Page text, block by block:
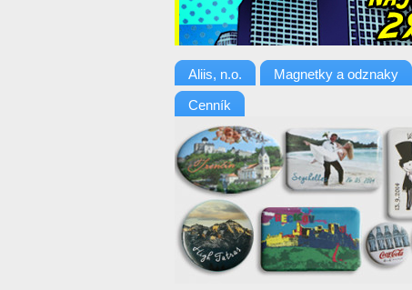
Aliis, n.o. Magnetky a odznaky
Cenník